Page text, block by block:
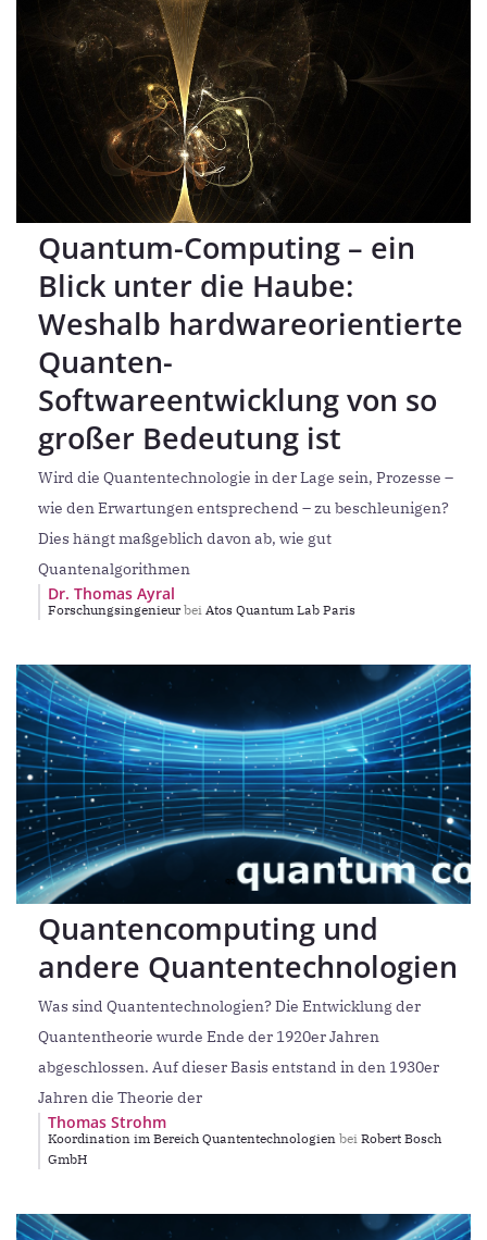
Quantum-Computing – ein
Blick unter die Haube:
Weshalb hardwareorientierte
Quanten-
Softwareentwicklung von so
großer Bedeutung ist
Wird die Quantentechnologie in der Lage sein, Prozesse –
wie den Erwartungen entsprechend – zu beschleunigen?
Dies hängt maßgeblich davon ab, wie gut
Quantenalgorithmen
Dr. Thomas Ayral
Forschungsingenieur bei Atos Quantum Lab Paris
Quantencomputing und
andere Quantentechnologien
Was sind Quantentechnologien? Die Entwicklung der
Quantentheorie wurde Ende der 1920er Jahren
abgeschlossen. Auf dieser Basis entstand in den 1930er
Jahren die Theorie der
Thomas Strohm
Koordination im Bereich Quantentechnologien bei Robert Bosch
GmbH